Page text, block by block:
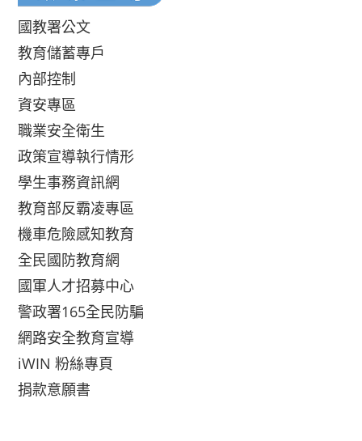
國教署公文
教育儲蓄專戶
內部控制
資安專區
職業安全衛生
政策宣導執行情形
學生事務資訊網
教育部反霸凌專區
機車危險感知教育
全民國防教育網
國軍人才招募中心
警政署165全民防騙
網路安全教育宣導
iWIN 粉絲專頁
捐款意願書